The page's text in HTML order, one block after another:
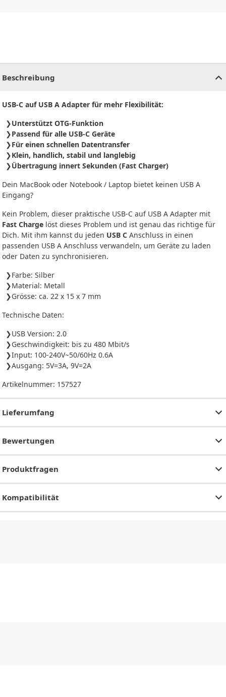
Beschreibung
USB-C auf USB A Adapter für mehr Flexibilität:
Unterstützt OTG-Funktion
Passend für alle USB-C Geräte
Für einen schnellen Datentransfer
Klein, handlich, stabil und langlebig
Übertragung innert Sekunden (Fast Charger)
Dein MacBook oder Notebook / Laptop bietet keinen USB A
Eingang?
Kein Problem, dieser praktische USB-C auf USB A Adapter mit
Fast Charge löst dieses Problem und ist genau das richtige für
Dich. Mit ihm kannst du jeden USB C Anschluss in einen
passenden USB A Anschluss verwandeln, um Geräte zu laden
oder Daten zu synchronisieren.
Farbe: Silber
Material: Metall
Grösse: ca. 22 x 15 x 7 mm
Technische Daten:
USB Version: 2.0
Geschwindigkeit: bis zu 480 Mbit/s
Input: 100-240V~50/60Hz 0.6A
Ausgang: 5V=3A, 9V=2A
Artikelnummer: 157527
Lieferumfang
Bewertungen
Produktfragen
Kompatibilität